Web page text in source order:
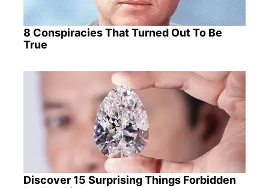
8 Conspiracies That Turned Out To Be
True
Discover 15 Surprising Things Forbidden